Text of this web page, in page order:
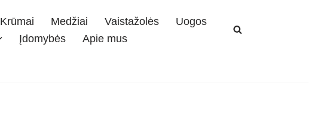
Krūmai Medžiai Vaistažolės
Uogos
Įdomybės Apie mus